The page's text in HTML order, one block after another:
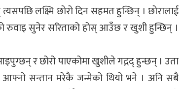
लक्ष्मि छोरो दिन सहमत हुन्छिन् । छोरालाई
रुवाइ सुनेर सरिताको होस् आउँछ र खुशी हुन्छिन् ।
र छोरो पाएकोमा खुशीले गद्गद् हुन्छन् । उता
आफ्नो सन्तान मरेकै जन्मेको थियो भने । अनि सबै